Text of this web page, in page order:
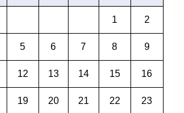
1 2
5 6 7 8 9
12 13 14 15 16
19 20 21 22 23